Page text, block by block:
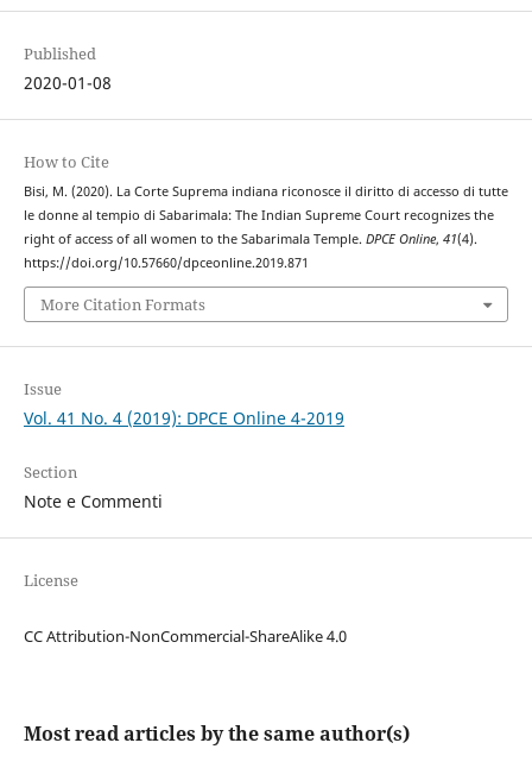
Published
2020-01-08
How to Cite
Bisi, M. (2020). La Corte Suprema indiana riconosce il diritto di accesso di tutte
le donne al tempio di Sabarimala: The Indian Supreme Court recognizes the
right of access of all women to the Sabarimala Temple. DPCE Online, 41(4).
https://doi.org/10.57660/dpceonline.2019.871
More Citation Formats
Issue
Vol. 41 No. 4 (2019): DPCE Online 4-2019
Section
Note e Commenti
License
CC Attribution-NonCommercial-ShareAlike 4.0
Most read articles by the same author(s)